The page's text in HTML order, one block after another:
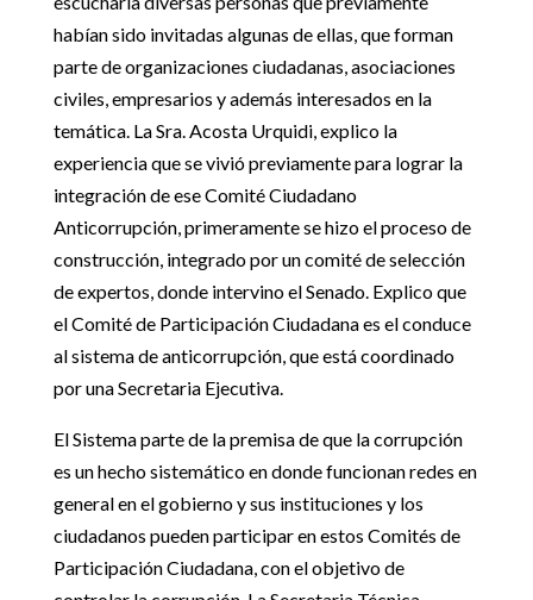
habían sido invitadas algunas de ellas, que forman
parte de organizaciones ciudadanas, asociaciones
civiles, empresarios y además interesados en la
temática. La Sra. Acosta Urquidi, explico la
experiencia que se vivió previamente para lograr la
integración de ese Comité Ciudadano
Anticorrupción, primeramente se hizo el proceso de
construcción, integrado por un comité de selección
de expertos, donde intervino el Senado. Explico que
el Comité de Participación Ciudadana es el conduce
al sistema de anticorrupción, que está coordinado
por una Secretaria Ejecutiva.
El Sistema parte de la premisa de que la corrupción
es un hecho sistemático en donde funcionan redes en
general en el gobierno y sus instituciones y los
ciudadanos pueden participar en estos Comités de
Participación Ciudadana, con el objetivo de